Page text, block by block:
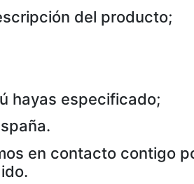
del producto;
hayas especificado;
en contacto contigo